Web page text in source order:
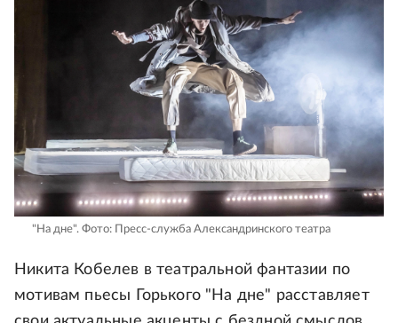
"На дне". Фото: Пресс-служба Александринского театра
Никита Кобелев в театральной фантазии по
мотивам пьесы Горького "На дне" расставляет